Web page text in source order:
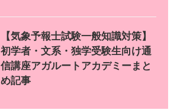
【気象予報士試験一般知識対策】
初学者・文系・独学受験生向け通
信講座アガルートアカデミーまと
め記事